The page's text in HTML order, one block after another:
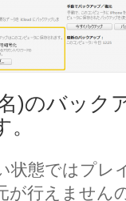
)のバック
状態ではプレ
が行えません